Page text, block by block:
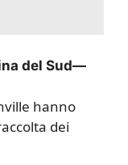
del Sud—
hanno
dei